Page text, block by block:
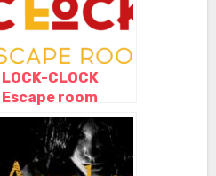
LOCK-CLOCK
Escape room
Barcelona,
Barcelona –
Cataluña